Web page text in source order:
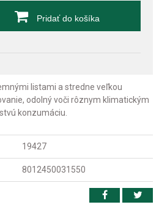
Pridať do košíka
listami a stredne veľkou
odolný voči rôznym klimatickým
konzumáciu.
19427
8012450031550